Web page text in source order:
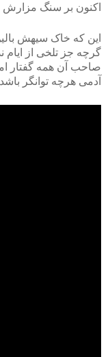
اکنون بر سنگ
این که خاک سیهش
گرچه جز تلخی از
صاحب آن همه گفتار
آدمی هرچه توانگر